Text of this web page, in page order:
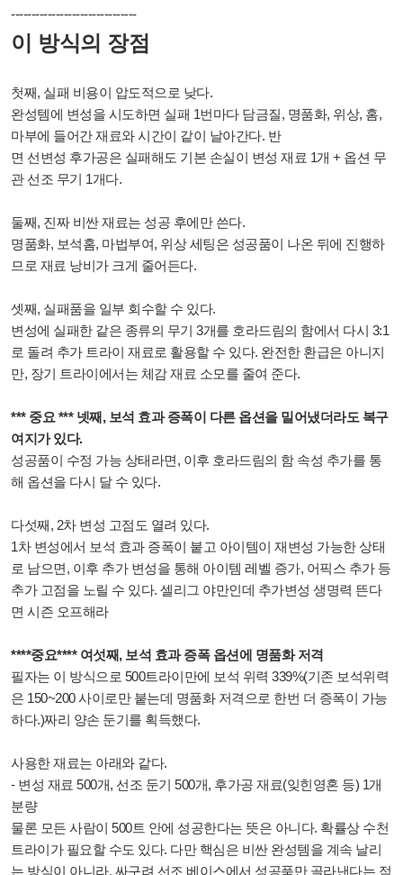
-------------------------------
이 방식의 장점
첫째, 실패 비용이 압도적으로 낮다.
완성템에 변성을 시도하면 실패 1번마다 담금질, 명품화, 위상, 홈,
마부에 들어간 재료와 시간이 같이 날아간다. 반
면 선변성 후가공은 실패해도 기본 손실이 변성 재료 1개 + 옵션 무
관 선조 무기 1개다.
둘째, 진짜 비싼 재료는 성공 후에만 쓴다.
명품화, 보석홈, 마법부여, 위상 세팅은 성공품이 나온 뒤에 진행하
므로 재료 낭비가 크게 줄어든다.
셋째, 실패품을 일부 회수할 수 있다.
변성에 실패한 같은 종류의 무기 3개를 호라드림의 함에서 다시 3:1
로 돌려 추가 트라이 재료로 활용할 수 있다. 완전한 환급은 아니지
만, 장기 트라이에서는 체감 재료 소모를 줄여 준다.
*** 중요 *** 넷째, 보석 효과 증폭이 다른 옵션을 밀어냈더라도 복구
여지가 있다.
성공품이 수정 가능 상태라면, 이후 호라드림의 함 속성 추가를 통
해 옵션을 다시 달 수 있다.
다섯째, 2차 변성 고점도 열려 있다.
1차 변성에서 보석 효과 증폭이 붙고 아이템이 재변성 가능한 상태
로 남으면, 이후 추가 변성을 통해 아이템 레벨 증가, 어픽스 추가 등
추가 고점을 노릴 수 있다. 셀리그 야만인데 추가변성 생명력 뜬다
면 시즌 오프해라
****중요**** 여섯째, 보석 효과 증폭 옵션에 명품화 저격
필자는 이 방식으로 500트라이만에 보석 위력 339%(기존 보석위력
은 150~200 사이로만 붙는데 명품화 저격으로 한번 더 증폭이 가능
하다.)짜리 양손 둔기를 획득했다.
사용한 재료는 아래와 같다.
- 변성 재료 500개, 선조 둔기 500개, 후가공 재료(잊힌영혼 등) 1개
분량
물론 모든 사람이 500트 안에 성공한다는 뜻은 아니다. 확률상 수천
트라이가 필요할 수도 있다. 다만 핵심은 비싼 완성템을 계속 날리
는 방식이 아니라, 싸구려 선조 베이스에서 성공품만 골라낸다는 점